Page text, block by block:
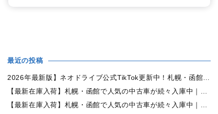
最近の投稿
2026年最新版】ネオドライブ公式TikTok更新中！札幌・函館の中古車情報を動画で発信
【最新在庫入荷】札幌・函館で人気の中古車が続々入庫中｜早い者勝ち！【日産 ルークス660X 4WD】
【最新在庫入荷】札幌・函館で人気の中古車が続々入庫中｜早い者勝ち！【ダイハツ ムーヴコンテ660L 4WD】